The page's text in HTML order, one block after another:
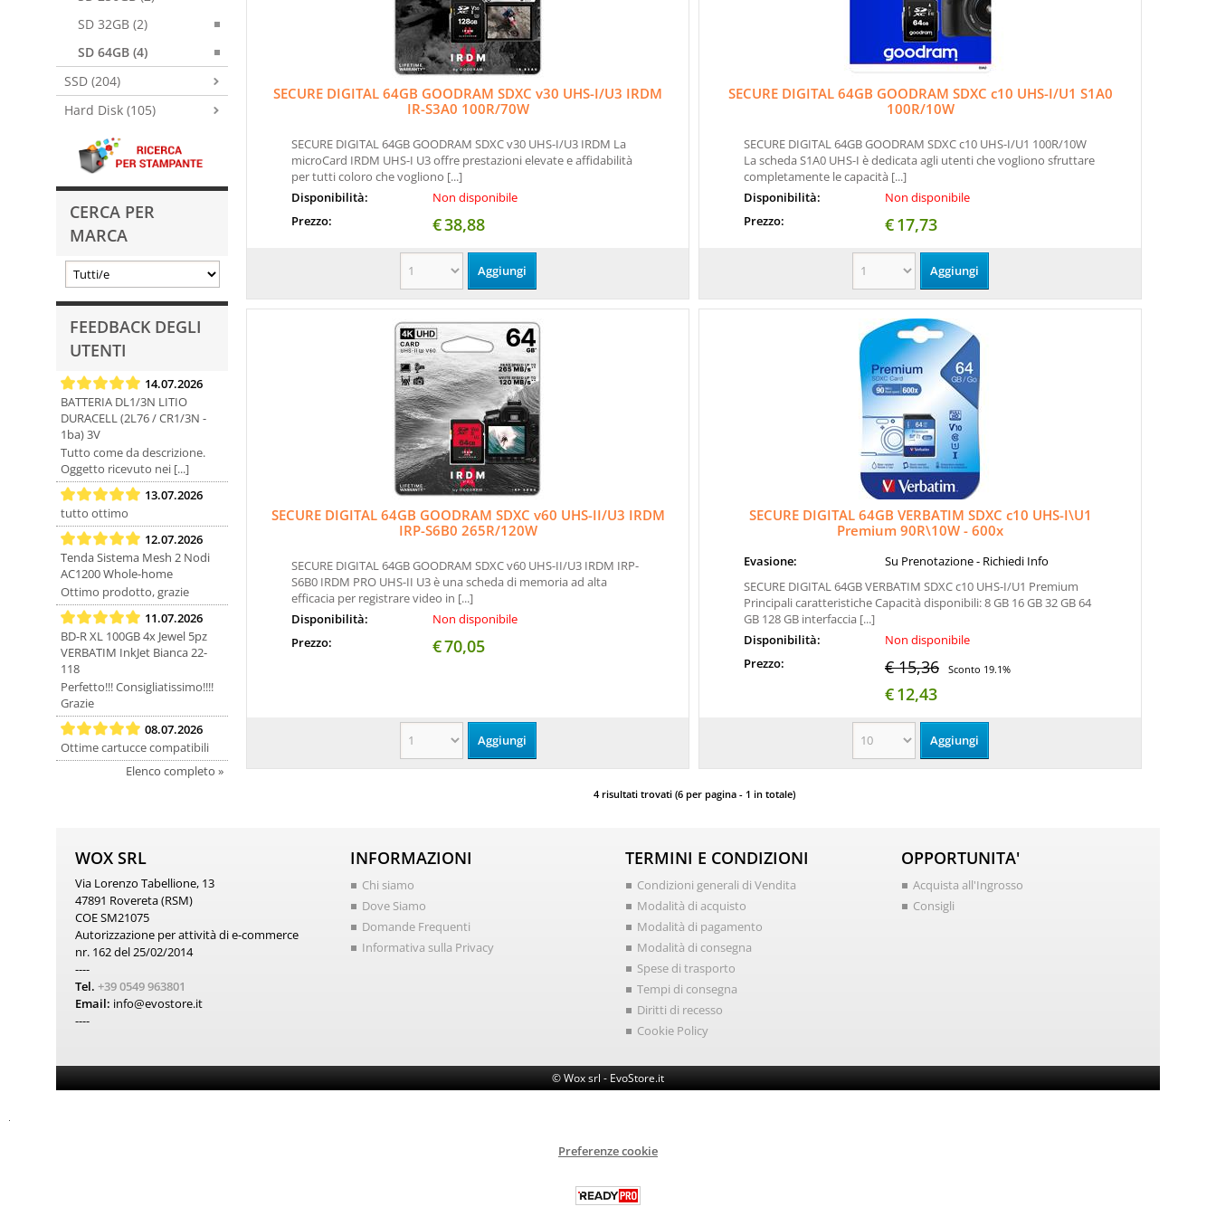
SD 32GB (2)
SD 64GB (4)
SSD (204)
Hard Disk (105)
CERCA PER
MARCA
FEEDBACK DEGLI
UTENTI
14.07.2026
BATTERIA DL1/3N LITIO
DURACELL (2L76 / CR1/3N -
1ba) 3V
Tutto come da descrizione.
Oggetto ricevuto nei [...]
13.07.2026
tutto ottimo
12.07.2026
Tenda Sistema Mesh 2 Nodi
AC1200 Whole-home
Ottimo prodotto, grazie
11.07.2026
BD-R XL 100GB 4x Jewel 5pz
VERBATIM InkJet Bianca 22-
118
Perfetto!!! Consigliatissimo!!!!
Grazie
08.07.2026
Ottime cartucce compatibili
Elenco completo »
SECURE DIGITAL 64GB GOODRAM SDXC v30 UHS-I/U3 IRDM
IR-S3A0 100R/70W
SECURE DIGITAL 64GB GOODRAM SDXC v30 UHS-I/U3 IRDM La
microCard IRDM UHS-I U3 offre prestazioni elevate e affidabilità
per tutti coloro che vogliono [...]
Disponibilità:
Non disponibile
Prezzo:
€38,88
SECURE DIGITAL 64GB GOODRAM SDXC c10 UHS-I/U1 S1A0
100R/10W
SECURE DIGITAL 64GB GOODRAM SDXC c10 UHS-I/U1 100R/10W
La scheda S1A0 UHS-I è dedicata agli utenti che vogliono sfruttare
completamente le capacità [...]
Disponibilità:
Non disponibile
Prezzo:
€17,73
SECURE DIGITAL 64GB GOODRAM SDXC v60 UHS-II/U3 IRDM
IRP-S6B0 265R/120W
SECURE DIGITAL 64GB GOODRAM SDXC v60 UHS-II/U3 IRDM IRP-
S6B0 IRDM PRO UHS-II U3 è una scheda di memoria ad alta
efficacia per registrare video in [...]
Disponibilità:
Non disponibile
Prezzo:
€70,05
SECURE DIGITAL 64GB VERBATIM SDXC c10 UHS-I\U1
Premium 90R\10W - 600x
Evasione:
Su Prenotazione - Richiedi Info
SECURE DIGITAL 64GB VERBATIM SDXC c10 UHS-I/U1 Premium
Principali caratteristiche Capacità disponibili: 8 GB 16 GB 32 GB 64
GB 128 GB interfaccia [...]
Disponibilità:
Non disponibile
Prezzo:
€ 15,36 Sconto 19.1%
€12,43
4 risultati trovati (6 per pagina - 1 in totale)
WOX SRL
Via Lorenzo Tabellione, 13
47891 Rovereta (RSM)
COE SM21075
Autorizzazione per attività di e-commerce
nr. 162 del 25/02/2014
----
Tel. +39 0549 963801
Email: info@evostore.it
----
INFORMAZIONI
Chi siamo
Dove Siamo
Domande Frequenti
Informativa sulla Privacy
TERMINI E CONDIZIONI
Condizioni generali di Vendita
Modalità di acquisto
Modalità di pagamento
Modalità di consegna
Spese di trasporto
Tempi di consegna
Diritti di recesso
Cookie Policy
OPPORTUNITA'
Acquista all'Ingrosso
Consigli
© Wox srl - EvoStore.it
Preferenze cookie